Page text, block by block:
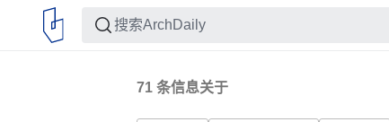
71 条信息关于